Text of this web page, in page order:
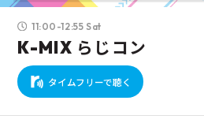
11:00-12:55 Sat
K-MIX らじコン
タイムフリーで聴く